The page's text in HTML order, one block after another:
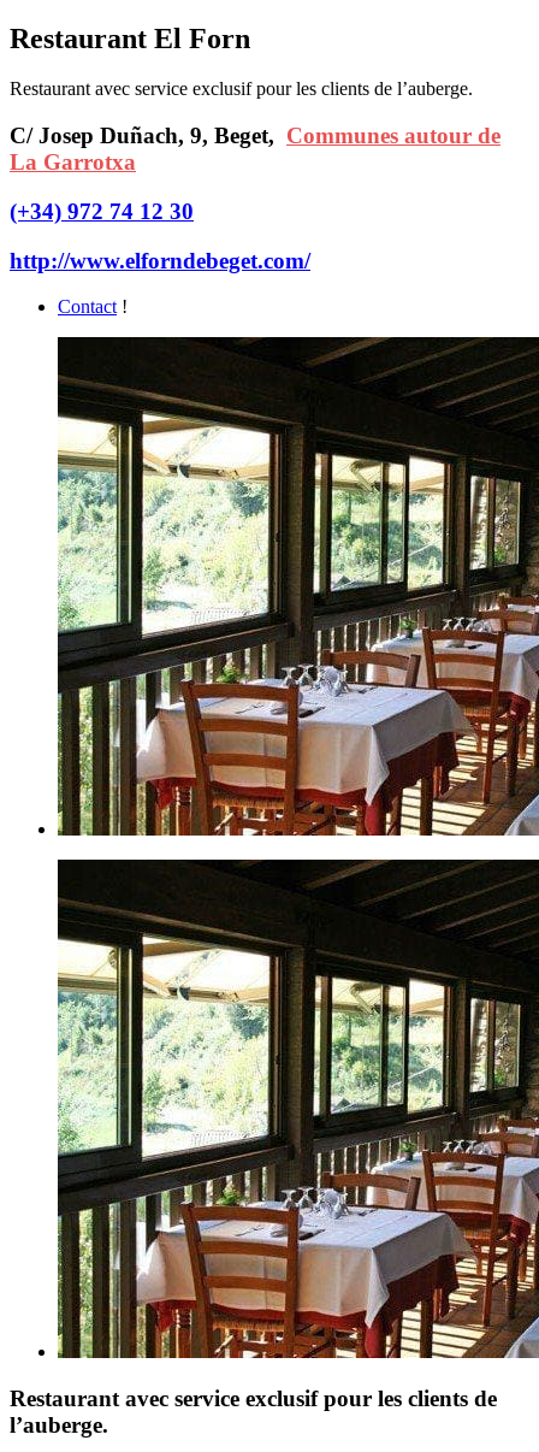
Restaurant El Forn
Restaurant avec service exclusif pour les clients de l’auberge.
C/ Josep Duñach, 9, Beget, Communes autour de
La Garrotxa
(+34) 972 74 12 30
http://www.elforndebeget.com/
Contact !
Restaurant avec service exclusif pour les clients de
l’auberge.